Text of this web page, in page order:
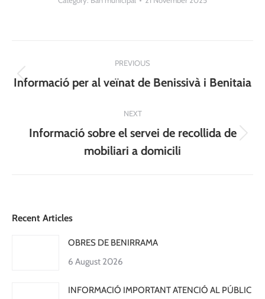
navigation
PREVIOUS
Previous
Informació per al veïnat de Benissivà i Benitaia
NEXT
Next
post:
Informació sobre el servei de recollida de
mobiliari a domicili
Recent Articles
OBRES DE BENIRRAMA
6 August 2026
INFORMACIÓ IMPORTANT ATENCIÓ AL PÚBLIC